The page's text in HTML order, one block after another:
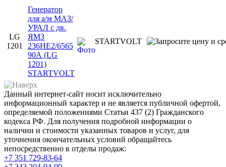
LG
1201
Генератор
для а/м МАЗ/
УРАЛ с дв.
ЯМЗ
236НЕ2/6565
90А (LG
1201)
STARTVOLT
STARTVOLT
Данный интернет-сайт носит исключительно
информационный характер и не является публичной офертой,
определяемой положениями Статьи 437 (2) Гражданского
кодекса РФ. Для получения подробной информации о
наличии и стоимости указанных товаров и услуг, для
уточнения окончательных условий обращайтесь
непосредственно в отделы продаж:
+7 351 729-83-64